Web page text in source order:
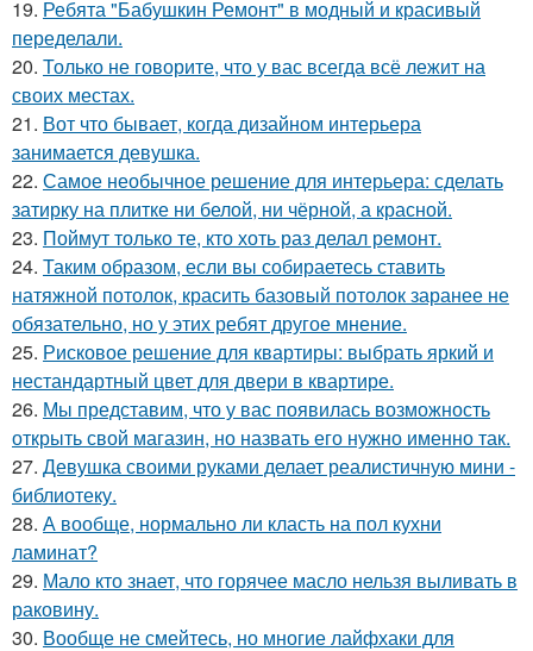
19. Ребята "Бабушкин Ремонт" в модный и красивый
переделали.
20. Только не говорите, что у вас всегда всё лежит на
своих местах.
21. Вот что бывает, когда дизайном интерьера
занимается девушка.
22. Самое необычное решение для интерьера: сделать
затирку на плитке ни белой, ни чёрной, а красной.
23. Поймут только те, кто хоть раз делал ремонт.
24. Таким образом, если вы собираетесь ставить
натяжной потолок, красить базовый потолок заранее не
обязательно, но у этих ребят другое мнение.
25. Рисковое решение для квартиры: выбрать яркий и
нестандартный цвет для двери в квартире.
26. Мы представим, что у вас появилась возможность
открыть свой магазин, но назвать его нужно именно так.
27. Девушка своими руками делает реалистичную мини -
библиотеку.
28. А вообще, нормально ли класть на пол кухни
ламинат?
29. Мало кто знает, что горячее масло нельзя выливать в
раковину.
30. Вообще не смейтесь, но многие лайфхаки для